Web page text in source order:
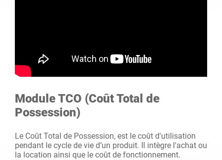
Module TCO (Coût Total de
Possession)
Le Coût Total de Possession, est le coût d'utilisation
pendant le cycle de vie d’un produit. Il intègre l'achat ou
la location ainsi que le coût de fonctionnement.